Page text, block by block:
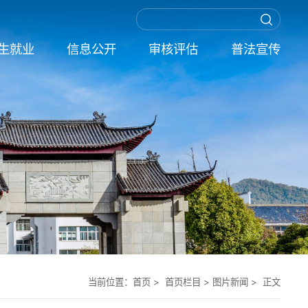
就业 信息公开 审核评估 普法宣传
当前位置： 首页> 首页栏目 > 图片新闻 > 正文